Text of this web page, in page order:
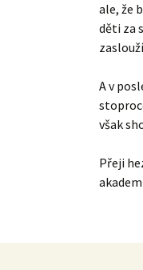
ale, že
děti za
A v
však
Přeji